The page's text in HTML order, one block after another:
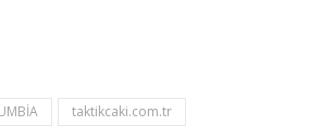
taktikcaki.com.tr